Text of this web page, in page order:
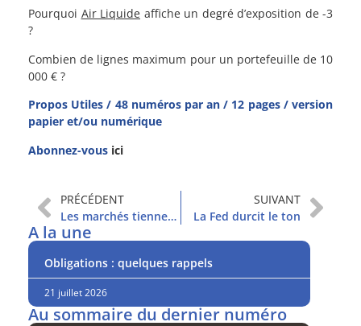
Pourquoi Air Liquide affiche un degré d’exposition de -3
?
Combien de lignes maximum pour un portefeuille de 10
000 € ?
Propos Utiles / 48 numéros par an / 12 pages / version
papier et/ou numérique
Abonnez-vous ici
PRÉCÉDENT
Les marchés tiennent, malgré l’Ukraine
SUIVANT
La Fed durcit le ton
A la une
Obligations : quelques rappels
21 juillet 2026
Au sommaire du dernier numéro